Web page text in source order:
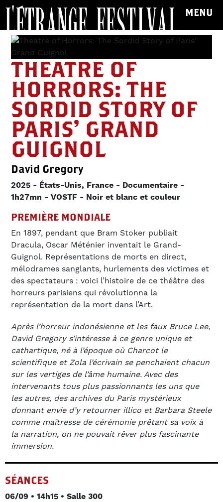
MENU
THEATRE OF
HORRORS: THE
SORDID STORY OF
PARIS' GRAND
GUIGNOL
David Gregory
2025 États-Unis, France
Documentaire
1h27mn
VOSTF Noir et blanc et couleur
PREMIÈRE MONDIALE
En 1897, pendant que Bram Stoker publiait
Dracula, Oscar Méténier inventait le Grand-
Guignol. Représentations de morts en direct,
mélodrames sanglants, hurlements des victimes et
des spectateurs : voici l’histoire de ce théâtre des
horreurs parisiens qui révolutionna la
représentation de la mort dans l’Art.
Après l’horreur indonésienne et les faux Bruce Lee,
David Gregory s’intéresse à ce genre unique et
cathartique, né à l’époque où Charcot le
scientifique et Zola l’écrivain se penchaient chacun
sur les vertiges de l’âme humaine. Avec des
intervenants tous plus passionnants les uns que
les autres, des archives du Paris mystérieux
donnant envie d’y retourner illico et Barbara Steele
comme maîtresse de cérémonie prêtant sa voix à
la narration, on ne pouvait rêver plus fascinante
immersion.
SÉANCES
06/09 • 14h15 • Salle 300